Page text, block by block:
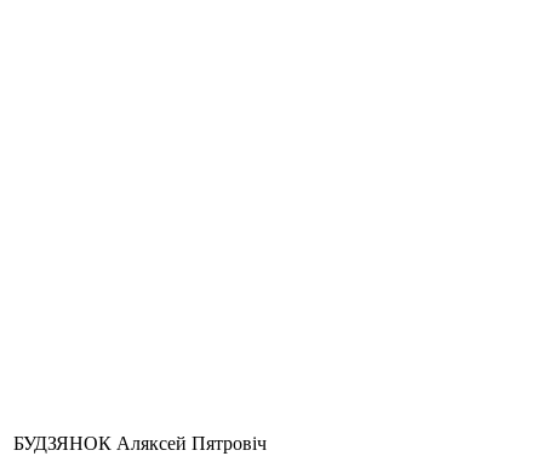
БУДЗЯНОК Аляксей Пятровіч